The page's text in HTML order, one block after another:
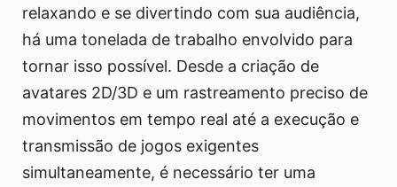
relaxando e se divertindo com sua audiência,
há uma tonelada de trabalho envolvido para
tornar isso possível. Desde a criação de
avatares 2D/3D e um rastreamento preciso de
movimentos em tempo real até a execução e
transmissão de jogos exigentes
simultaneamente, é necessário ter uma